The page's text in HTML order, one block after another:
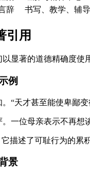
辞 书写、教学、辅导
引用
显著的道德精确度使
例
“天才甚至能使卑鄙
一位母亲表示不再想
描述了可耻行为的累
景